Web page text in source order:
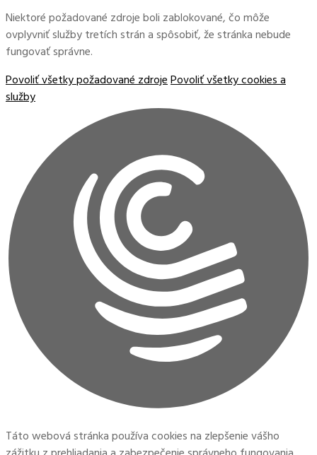
Niektoré požadované zdroje boli zablokované, čo môže
ovplyvniť služby tretích strán a spôsobiť, že stránka nebude
fungovať správne.
Povoliť všetky požadované zdrojePovoliť všetky cookies a
služby
Táto webová stránka používa cookies na zlepšenie vášho